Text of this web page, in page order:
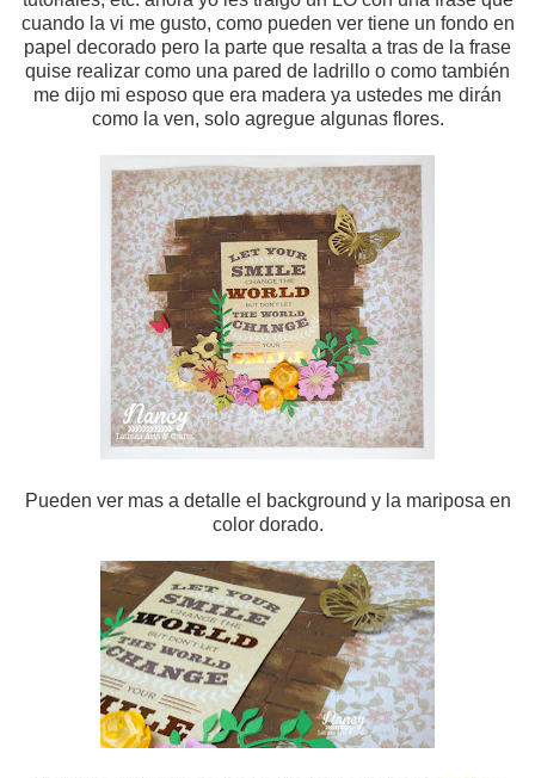
cuando la vi me gusto, como pueden ver tiene un fondo en
papel decorado pero la parte que resalta a tras de la frase
quise realizar como una pared de ladrillo o como también
me dijo mi esposo que era madera ya ustedes me dirán
como la ven, solo agregue algunas flores.
Pueden ver mas a detalle el background y la mariposa en
color dorado.